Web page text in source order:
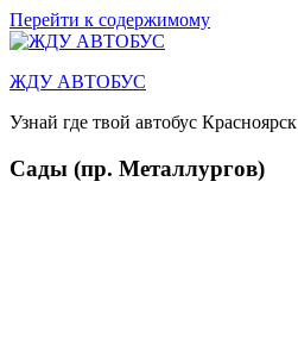
Перейти к содержимому
ЖДУ АВТОБУС
Узнай где твой автобус Красноярск
Сады (пр. Металлургов)